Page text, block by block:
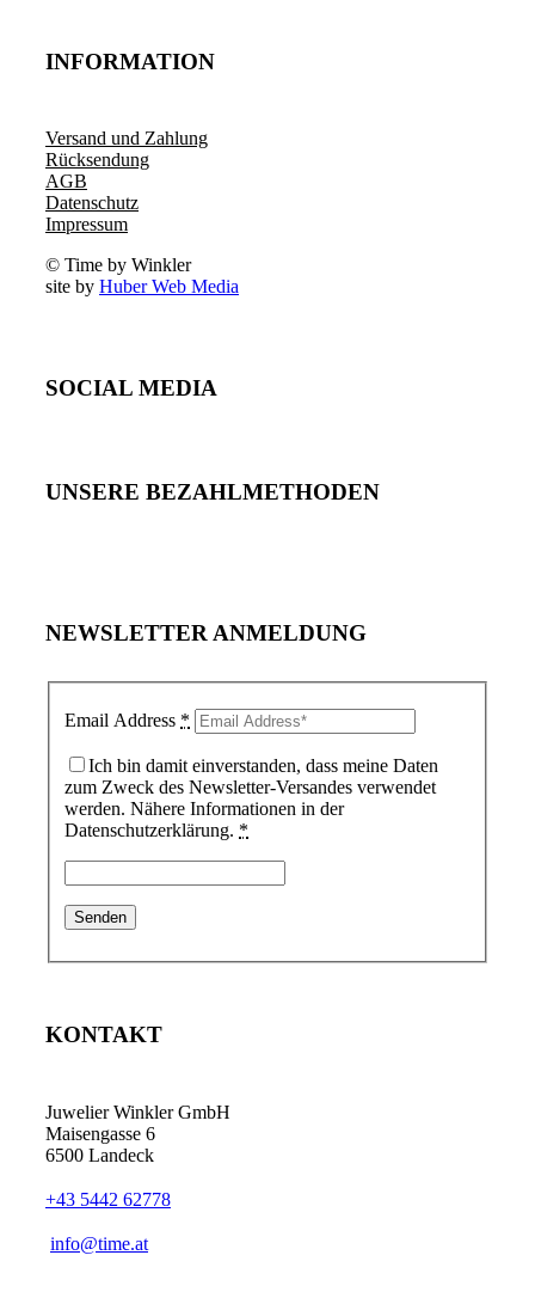
INFORMATION
Versand und Zahlung
Rücksendung
AGB
Datenschutz
Impressum
© Time by Winkler
site by Huber Web Media
SOCIAL MEDIA
UNSERE BEZAHLMETHODEN
NEWSLETTER ANMELDUNG
Email Address *
Ich bin damit einverstanden, dass meine Daten
zum Zweck des Newsletter-Versandes verwendet
werden. Nähere Informationen in der
Datenschutzerklärung. *
KONTAKT
Juwelier Winkler GmbH
Maisengasse 6
6500 Landeck
+43 5442 62778
info@time.at